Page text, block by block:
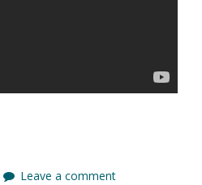
Leave a comment